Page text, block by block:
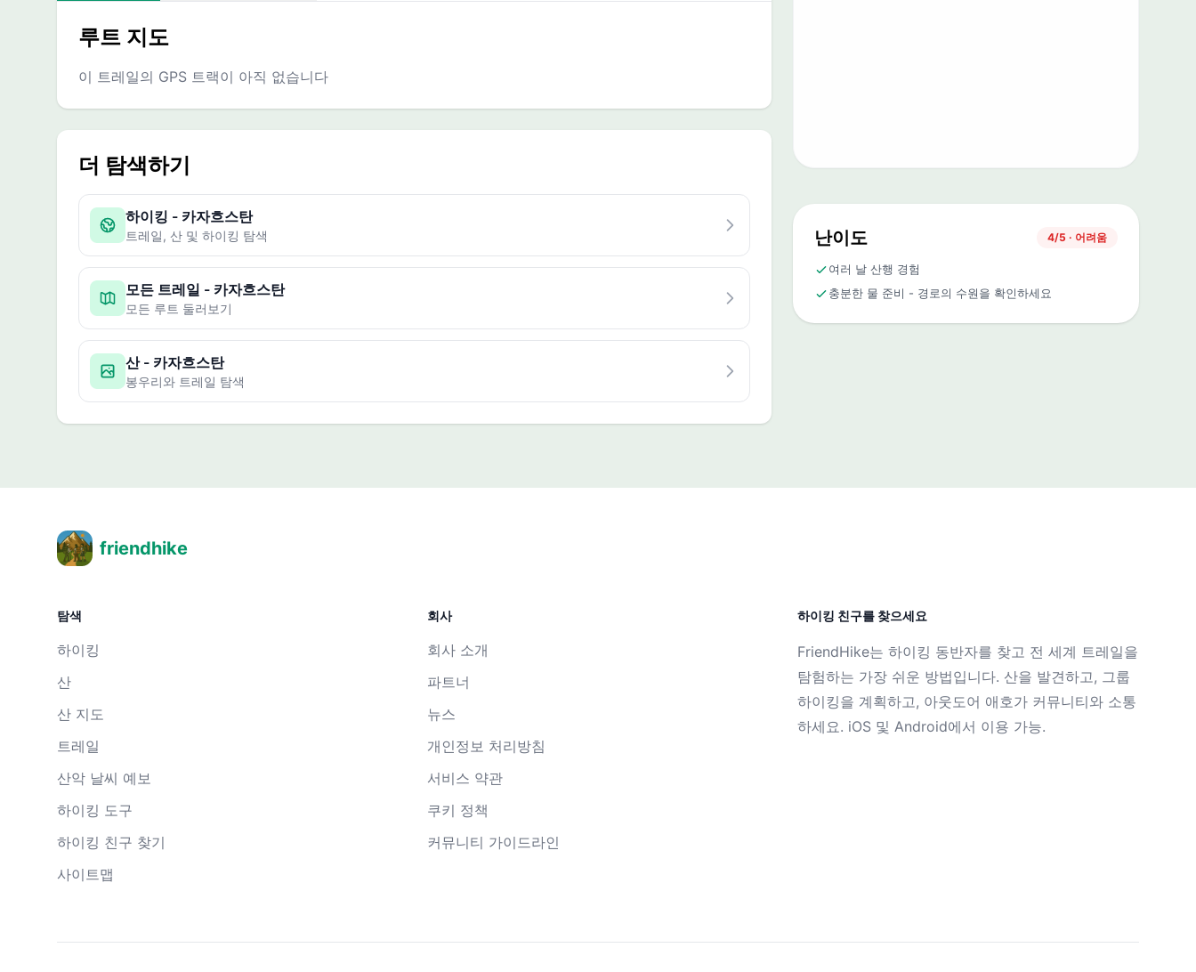
루트 지도
이 트레일의 GPS 트랙이 아직 없습니다
더 탐색하기
하이킹 - 카자흐스탄
트레일, 산 및 하이킹 탐색
모든 트레일 - 카자흐스탄
모든 루트 둘러보기
산 - 카자흐스탄
봉우리와 트레일 탐색
난이도 4/5 · 어려움
여러 날 산행 경험
충분한 물 준비 - 경로의 수원을 확인하세요
friendhike
탐색
하이킹
산
산 지도
트레일
산악 날씨 예보
하이킹 도구
하이킹 친구 찾기
사이트맵
회사
회사 소개
파트너
뉴스
개인정보 처리방침
서비스 약관
쿠키 정책
커뮤니티 가이드라인
하이킹 친구를 찾으세요
FriendHike는 하이킹 동반자를 찾고 전 세계 트레일을
탐험하는 가장 쉬운 방법입니다. 산을 발견하고, 그룹
하이킹을 계획하고, 아웃도어 애호가 커뮤니티와 소통
하세요. iOS 및 Android에서 이용 가능.